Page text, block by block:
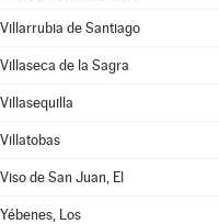
Villarrubia de Santiago
Villaseca de la Sagra
Villasequilla
Villatobas
Viso de San Juan, El
Yébenes, Los